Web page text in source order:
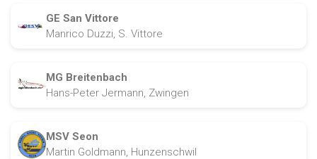
GE San Vittore
Manrico Duzzi, S. Vittore
MG Breitenbach
Hans-Peter Jermann, Zwingen
MSV Seon
Martin Goldmann, Hunzenschwil